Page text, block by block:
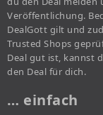
Veröffentlichung.
DealGott gilt und
Trusted Shops
Deal gut ist, kannst
den Deal für dich.
… einfach